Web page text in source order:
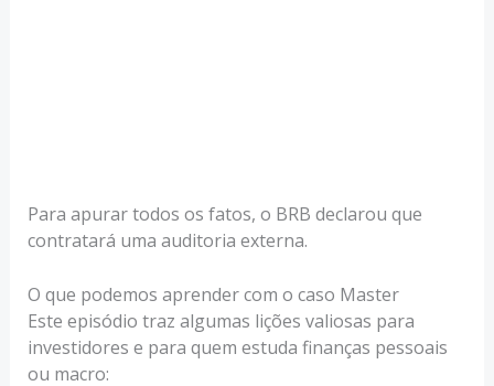
Para apurar todos os fatos, o BRB declarou que
contratará uma auditoria externa.
O que podemos aprender com o caso Master
Este episódio traz algumas lições valiosas para
investidores e para quem estuda finanças pessoais
ou macro: